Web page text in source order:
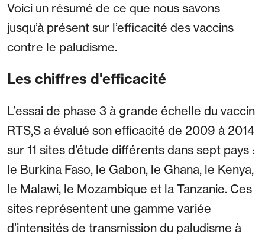
Voici un résumé de ce que nous savons
jusqu’à présent sur l’efficacité des vaccins
contre le paludisme.
Les chiffres d'efficacité
L’essai de phase 3 à grande échelle du vaccin
RTS,S a évalué son efficacité de 2009 à 2014
sur 11 sites d’étude différents dans sept pays :
le Burkina Faso, le Gabon, le Ghana, le Kenya,
le Malawi, le Mozambique et la Tanzanie. Ces
sites représentent une gamme variée
d’intensités de transmission du paludisme à